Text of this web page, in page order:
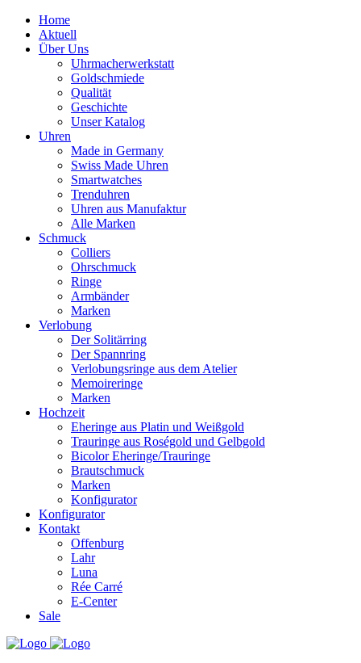
Home
Aktuell
Über Uns
Uhrmacherwerkstatt
Goldschmiede
Qualität
Geschichte
Unser Katalog
Uhren
Made in Germany
Swiss Made Uhren
Smartwatches
Trenduhren
Uhren aus Manufaktur
Alle Marken
Schmuck
Colliers
Ohrschmuck
Ringe
Armbänder
Marken
Verlobung
Der Solitärring
Der Spannring
Verlobungsringe aus dem Atelier
Memoireringe
Marken
Hochzeit
Eheringe aus Platin und Weißgold
Trauringe aus Roségold und Gelbgold
Bicolor Eheringe/Trauringe
Brautschmuck
Marken
Konfigurator
Konfigurator
Kontakt
Offenburg
Lahr
Luna
Rée Carré
E-Center
Sale